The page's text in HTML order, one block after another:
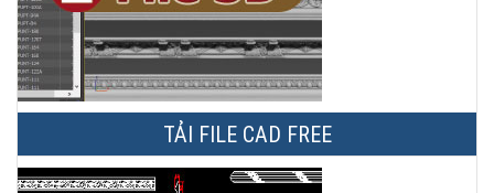
TẢI FILE CAD FREE